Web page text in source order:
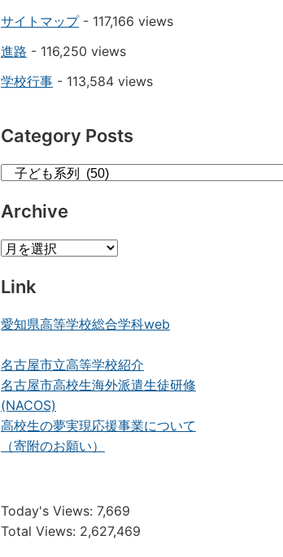
サイトマップ- 117,166 views
進路 - 116,250 views
学校行事 - 113,584 views
Category Posts
Category
Archive
Archive
Link
愛知県高等学校総合学科web
名古屋市立高等学校紹介
名古屋市高校生海外派遣生徒研修
(NACOS)
高校生の夢実現応援事業について
（寄附のお願い）
Today's Views: 7,669
Total Views: 2,627,469